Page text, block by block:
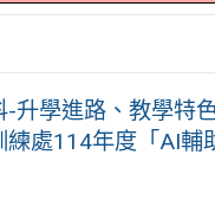
升學進路、教學特
處114年度「AI輔